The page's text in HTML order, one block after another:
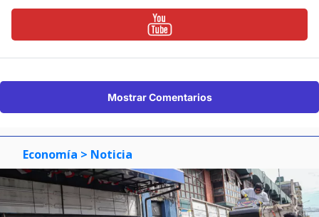
Mostrar Comentarios
Economía > Noticia